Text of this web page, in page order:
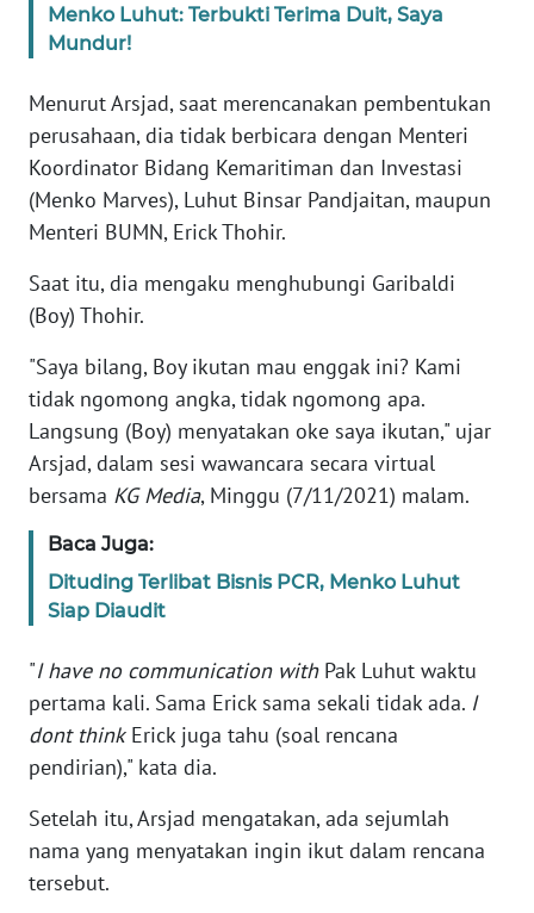
Menko Luhut: Terbukti Terima Duit, Saya
Mundur!
Menurut Arsjad, saat merencanakan pembentukan
perusahaan, dia tidak berbicara dengan Menteri
Koordinator Bidang Kemaritiman dan Investasi
(Menko Marves), Luhut Binsar Pandjaitan, maupun
Menteri BUMN, Erick Thohir.
Saat itu, dia mengaku menghubungi Garibaldi
(Boy) Thohir.
"Saya bilang, Boy ikutan mau enggak ini? Kami
tidak ngomong angka, tidak ngomong apa.
Langsung (Boy) menyatakan oke saya ikutan," ujar
Arsjad, dalam sesi wawancara secara virtual
bersama KG Media, Minggu (7/11/2021) malam.
Baca Juga:
Dituding Terlibat Bisnis PCR, Menko Luhut
Siap Diaudit
"I have no communication withPak Luhut waktu
pertama kali. Sama Erick sama sekali tidak ada. I
dont thinkErick juga tahu (soal rencana
pendirian)," kata dia.
Setelah itu, Arsjad mengatakan, ada sejumlah
nama yang menyatakan ingin ikut dalam rencana
tersebut.
IKLAN
KAMI
PEDOMAN
MEDIA
SIBER
REDAKSI
DISCLAIMER
Wahana
News
Regional
WN
SUMUT
JAKARTA
WN
JABAR
BANTEN